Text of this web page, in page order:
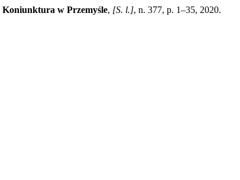
Koniunktura w Przemyśle, [S. l.], n. 377, p. 1–35, 2020.